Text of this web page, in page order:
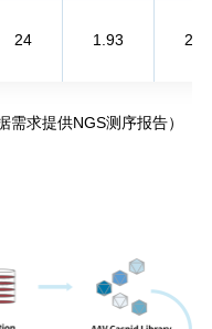
24 1.93
需求提供NGS测序报告）